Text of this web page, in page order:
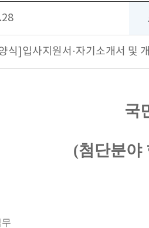
식]입사지원서·자기소개서 및
국
(첨단분야